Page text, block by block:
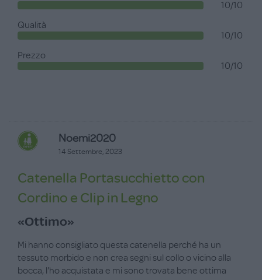
10/10
Qualità
10/10
Prezzo
10/10
Noemi2020
14 Settembre, 2023
Catenella Portasucchietto con
Cordino e Clip in Legno
«Ottimo»
Mi hanno consigliato questa catenella perché ha un
tessuto morbido e non crea segni sul collo o vicino alla
bocca, l'ho acquistata e mi sono trovata bene ottima